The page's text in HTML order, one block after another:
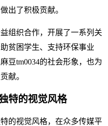
出了积极贡献。
组织合作，开展了一系列关
贫困学生、支持环保事业
豆tm0034的社会形象，也为
献。
特的视觉风格
的视觉风格，在众多传媒平